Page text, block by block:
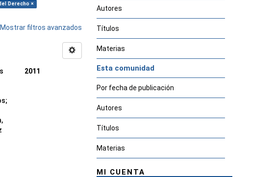
Derecho ×
Mostrar filtros avanzados
;
2011
Autores
Títulos
Materias
Esta comunidad
Por fecha de publicación
Autores
Títulos
Materias
MI CUENTA